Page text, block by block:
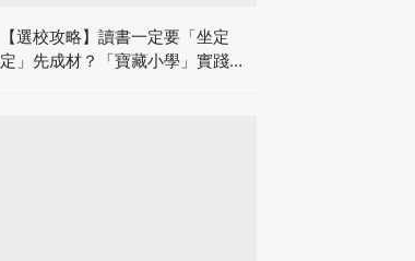
【選校攻略】讀書一定要「坐定
定」先成材？「寶藏小學」實踐動